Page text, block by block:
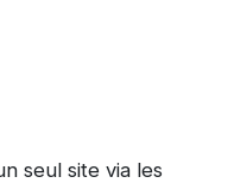
seul site via les